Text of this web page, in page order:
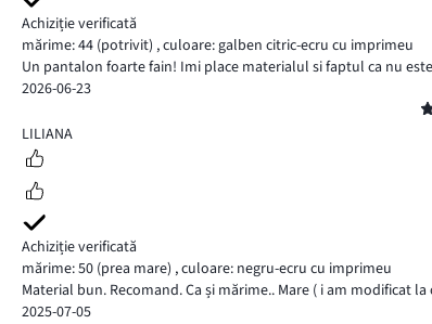
Achiziție verificată
mărime: 44 (potrivit) ,culoare: galben citric-ecru cu imprimeu
Un pantalon foarte fain! Imi place materialul si faptul ca nu
2026-06-23
5LILIANA
Achiziție verificată
mărime: 50 (prea mare) ,culoare: negru-ecru cu imprimeu
Material bun. Recomand. Ca și mărime.. Mare ( i am modificat
2025-07-05